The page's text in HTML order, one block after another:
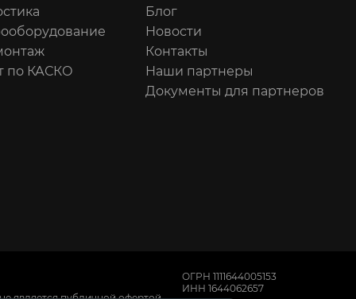
по КАСКО
Блог
Новости
Контакты
Наши партнеры
Документы для партнеров
ОГРН 1111644005153
ИНН 1644062657